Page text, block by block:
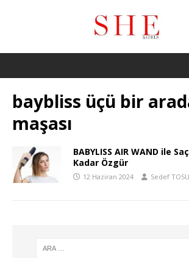
baybliss üçü bir
maşası
BABYLISS AIR WAND ile
Kadar Özgür
12 Haziran 2024 Sedef